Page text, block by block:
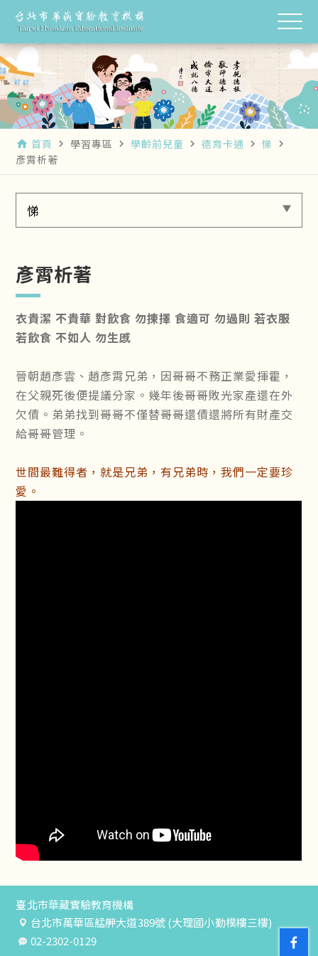
home 首頁 navigate_next 學習專區 navigate_next 學齡前兒童 navigate_next 德育卡通 navigate_next 悌 navigate_next
彥霄析著
悌
彥霄析著
衣貴潔 不貴華 對飲食 勿揀擇 食適可 勿過則 若衣服
若飲食 不如人 勿生慼
晉朝趙彥雲、趙彥霄兄弟，因哥哥不務正業愛揮霍，
在父親死後便提議分家。幾年後哥哥敗光家產還在外
欠債。弟弟找到哥哥不僅替哥哥還債還將所有財產交
給哥哥管理。
世間最難得者，就是兄弟，有兄弟時，我們一定要珍
愛。
臺北市華藏實驗教育機構
台北市萬華區艋舺大道389號 (大理國小勤樸樓三樓)
02-2302-0129